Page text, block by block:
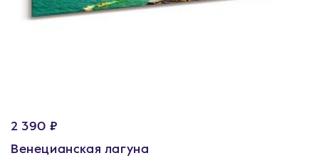
2 390 ₽
Венецианская лагуна